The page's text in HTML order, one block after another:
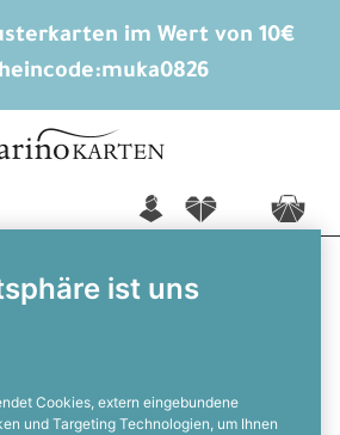
im Wert von 10€
muka0826
ist uns
Cookies, extern eingebundene
und Targeting Technologien, um Ihnen
n f c
Frieda und Knut
the Date Karte mit